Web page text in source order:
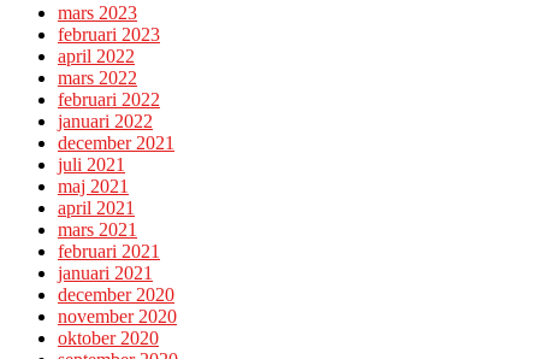
mars 2023
februari 2023
april 2022
mars 2022
februari 2022
januari 2022
december 2021
juli 2021
maj 2021
april 2021
mars 2021
februari 2021
januari 2021
december 2020
november 2020
oktober 2020